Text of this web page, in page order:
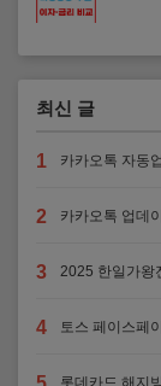
최신 글
1 카카오톡 자동
2 카카오톡 업데
3 2025 한일가왕
4 토스 페이스페
롯데카드 해지